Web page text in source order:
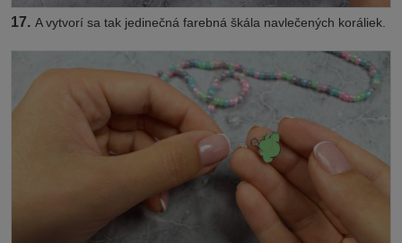
17. A vytvorí sa tak jedinečná farebná škála navlečených koráliek.